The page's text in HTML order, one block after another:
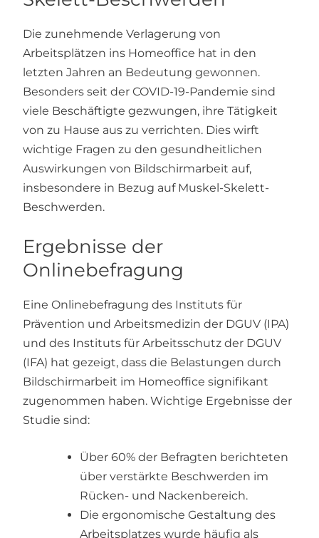
Die zunehmende Verlagerung von
Arbeitsplätzen ins Homeoffice hat in den
letzten Jahren an Bedeutung gewonnen.
Besonders seit der COVID-19-Pandemie sind
viele Beschäftigte gezwungen, ihre Tätigkeit
von zu Hause aus zu verrichten. Dies wirft
wichtige Fragen zu den gesundheitlichen
Auswirkungen von Bildschirmarbeit auf,
insbesondere in Bezug auf Muskel-Skelett-
Beschwerden.
Ergebnisse der
Onlinebefragung
Eine Onlinebefragung des Instituts für
Prävention und Arbeitsmedizin der DGUV (IPA)
und des Instituts für Arbeitsschutz der DGUV
(IFA) hat gezeigt, dass die Belastungen durch
Bildschirmarbeit im Homeoffice signifikant
zugenommen haben. Wichtige Ergebnisse der
Studie sind:
Über 60% der Befragten berichteten
über verstärkte Beschwerden im
Rücken- und Nackenbereich.
Die ergonomische Gestaltung des
Arbeitsplatzes wurde häufig als